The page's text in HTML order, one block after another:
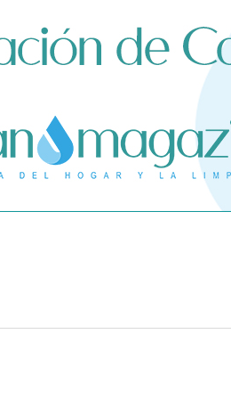
privado ante un contagio de
hantavirus fuera de España
SPI Tecnologías reconoce la